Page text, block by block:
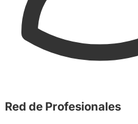
Red de Profesionales